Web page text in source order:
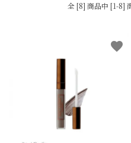
person 新規
インフォメーション
全 [8] 商品中 [1-8]
favorite